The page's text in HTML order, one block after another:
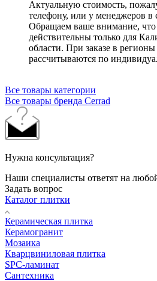
Актуальную стоимость,
телефону, или у менеджеров в
Обращаем ваше внимание,
действительны только для
области. При заказе в
рассчитываются по
Все товары категории
Все товары бренда Cerrad
Нужна консультация?
Наши специалисты ответят на
Задать вопрос
Каталог плитки
Керамическая плитка
Керамогранит
Мозаика
Кварцвиниловая плитка
SPC-ламинат
Сантехника